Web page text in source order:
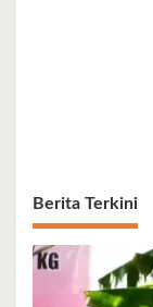
Berita Terkini